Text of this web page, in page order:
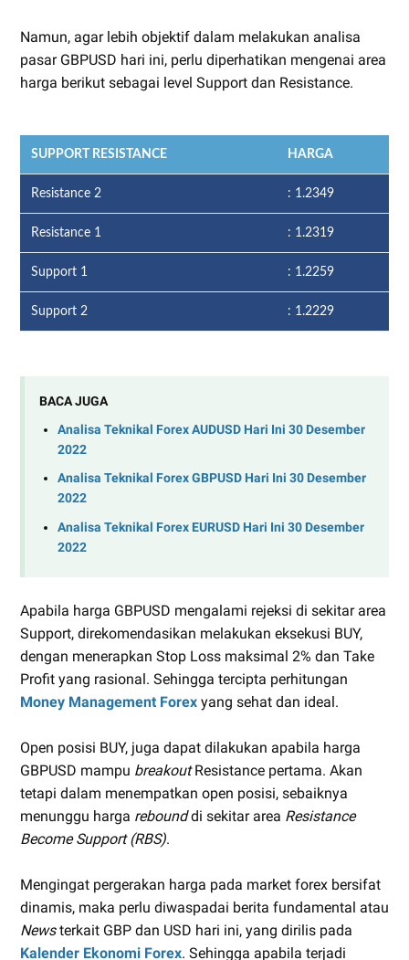
Namun, agar lebih objektif dalam melakukan analisa
pasar GBPUSD hari ini, perlu diperhatikan mengenai area
harga berikut sebagai level Support dan Resistance.
SUPPORT RESISTANCE HARGA
Resistance 2 : 1.2349
Resistance 1 : 1.2319
Support 1 : 1.2259
Support 2 : 1.2229
BACA JUGA
Analisa Teknikal Forex AUDUSD Hari Ini 30 Desember
2022
Analisa Teknikal Forex GBPUSD Hari Ini 30 Desember
2022
Analisa Teknikal Forex EURUSD Hari Ini 30 Desember
2022
Apabila harga GBPUSD mengalami rejeksi di sekitar area
Support, direkomendasikan melakukan eksekusi BUY,
dengan menerapkan Stop Loss maksimal 2% dan Take
Profit yang rasional. Sehingga tercipta perhitungan
Money Management Forex yang sehat dan ideal.
Open posisi BUY, juga dapat dilakukan apabila harga
GBPUSD mampu breakoutResistance pertama. Akan
tetapi dalam menempatkan open posisi, sebaiknya
menunggu harga rebounddi sekitar area Resistance
Become Support (RBS).
Mengingat pergerakan harga pada market forex bersifat
dinamis, maka perlu diwaspadai berita fundamental atau
Newsterkait GBP dan USD hari ini, yang dirilis pada
Kalender Ekonomi Forex. Sehingga apabila terjadi